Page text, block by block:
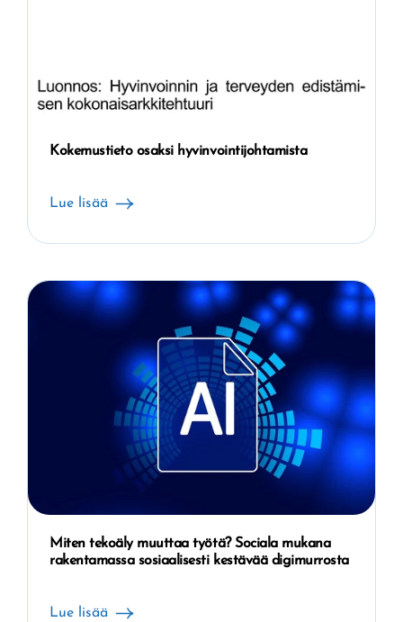
Kokemustieto osaksi hyvinvointijohtamista
Lue lisää
Miten tekoäly muuttaa työtä? Sociala mukana
rakentamassa sosiaalisesti kestävää digimurrosta
Lue lisää